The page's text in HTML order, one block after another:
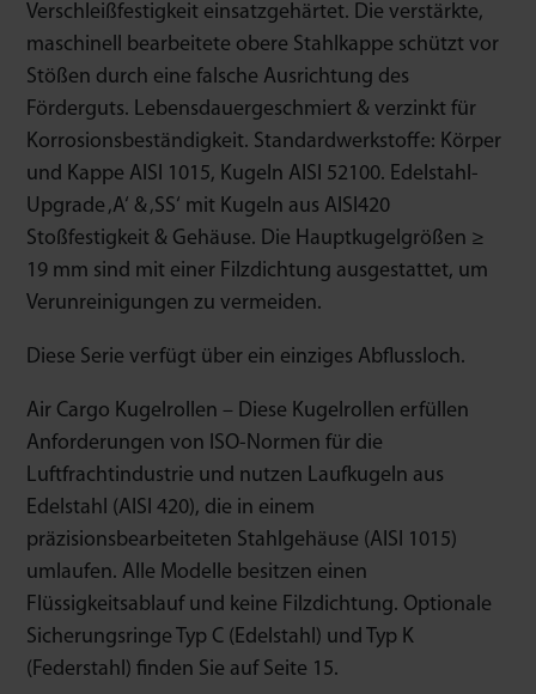
Verschleißfestigkeit einsatzgehärtet. Die verstärkte,
maschinell bearbeitete obere Stahlkappe schützt vor
Stößen durch eine falsche Ausrichtung des
Förderguts. Lebensdauergeschmiert & verzinkt für
Korrosionsbeständigkeit. Standardwerkstoffe: Körper
und Kappe AISI 1015, Kugeln AISI 52100. Edelstahl-
Upgrade ‚A‘ & ‚SS‘ mit Kugeln aus AISI420
Stoßfestigkeit & Gehäuse. Die Hauptkugelgrößen ≥
19 mm sind mit einer Filzdichtung ausgestattet, um
Verunreinigungen zu vermeiden.
Diese Serie verfügt über ein einziges Abflussloch.
Air Cargo Kugelrollen – Diese Kugelrollen erfüllen
Anforderungen von ISO-Normen für die
Luftfrachtindustrie und nutzen Laufkugeln aus
Edelstahl (AISI 420), die in einem
präzisionsbearbeiteten Stahlgehäuse (AISI 1015)
umlaufen. Alle Modelle besitzen einen
Flüssigkeitsablauf und keine Filzdichtung. Optionale
Sicherungsringe Typ C (Edelstahl) und Typ K
(Federstahl) finden Sie auf Seite 15.